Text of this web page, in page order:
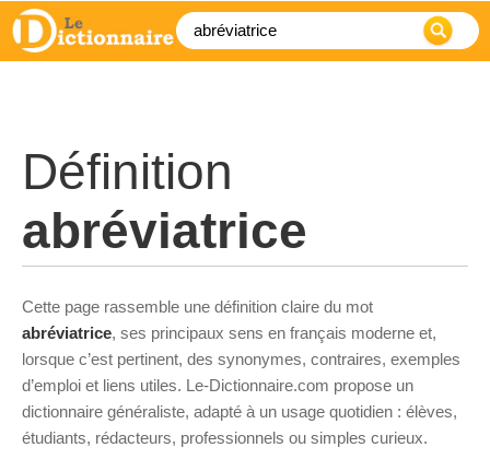
Définition
abréviatrice
Cette page rassemble une définition claire du mot
abréviatrice, ses principaux sens en français moderne et,
lorsque c’est pertinent, des synonymes, contraires, exemples
d’emploi et liens utiles. Le-Dictionnaire.com propose un
dictionnaire généraliste, adapté à un usage quotidien : élèves,
étudiants, rédacteurs, professionnels ou simples curieux.